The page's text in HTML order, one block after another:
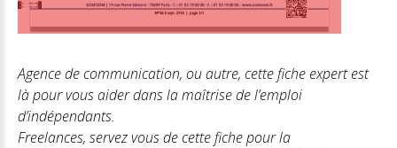
Agence de communication, ou autre, cette fiche expert est
là pour vous aider dans la maîtrise de l’emploi
d’indépendants.
Freelances, servez vous de cette fiche pour la